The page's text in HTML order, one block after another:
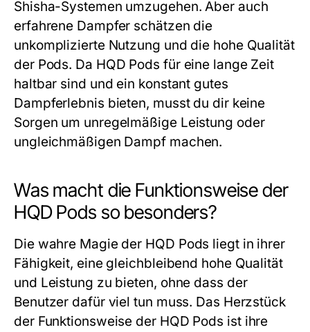
Shisha-Systemen umzugehen. Aber auch
erfahrene Dampfer schätzen die
unkomplizierte Nutzung und die hohe Qualität
der Pods. Da HQD Pods für eine lange Zeit
haltbar sind und ein konstant gutes
Dampferlebnis bieten, musst du dir keine
Sorgen um unregelmäßige Leistung oder
ungleichmäßigen Dampf machen.
Was macht die Funktionsweise der
HQD Pods so besonders?
Die wahre Magie der HQD Pods liegt in ihrer
Fähigkeit, eine gleichbleibend hohe Qualität
und Leistung zu bieten, ohne dass der
Benutzer dafür viel tun muss. Das Herzstück
der Funktionsweise der HQD Pods ist ihre